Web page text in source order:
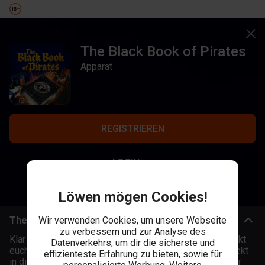
The Black Book of Pirates
Apparat
REGISTRIEREN
LOGIN
The Black Book Of Pirates: Apparat sagt Ahoi!
Klar zum Entern! MitThe Black Book Of Piratesschickt
euch die Berliner Spieleschmiede Apparat Gaming direkt
in die sonnenüberfluteten, aber gefährlichen Buchten der
Löwen mögen Cookies!
Wir verwenden Cookies, um unsere Webseite
zu verbessern und zur Analyse des
Datenverkehrs, um dir die sicherste und
effizienteste Erfahrung zu bieten, sowie für